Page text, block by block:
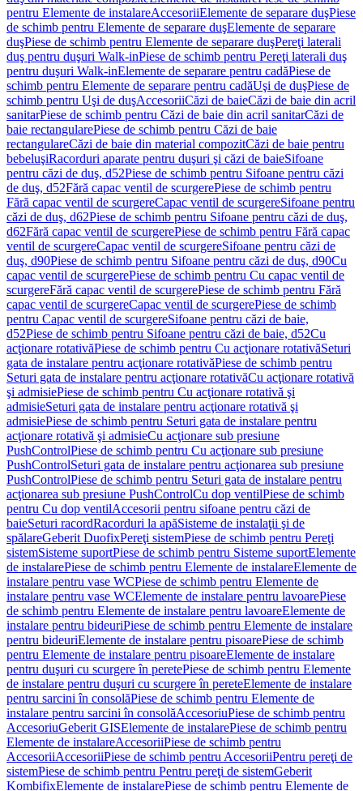
pentru Elemente de instalareAccesoriiElemente de separare duşPiese
de schimb pentru Elemente de separare duşElemente de separare
duşPiese de schimb pentru Elemente de separare duşPereţi laterali
duş pentru duşuri Walk-inPiese de schimb pentru Pereţi laterali duş
pentru duşuri Walk-inElemente de separare pentru cadăPiese de
schimb pentru Elemente de separare pentru cadăUşi de duşPiese de
schimb pentru Uşi de duşAccesoriiCăzi de baieCăzi de baie din acril
sanitarPiese de schimb pentru Căzi de baie din acril sanitarCăzi de
baie rectangularePiese de schimb pentru Căzi de baie
rectangulareCăzi de baie din material compozitCăzi de baie pentru
bebeluşiRacorduri aparate pentru duşuri şi căzi de baieSifoane
pentru căzi de duş, d52Piese de schimb pentru Sifoane pentru căzi
de duş, d52Fără capac ventil de scurgerePiese de schimb pentru
Fără capac ventil de scurgereCapac ventil de scurgereSifoane pentru
căzi de duş, d62Piese de schimb pentru Sifoane pentru căzi de duş,
d62Fără capac ventil de scurgerePiese de schimb pentru Fără capac
ventil de scurgereCapac ventil de scurgereSifoane pentru căzi de
duş, d90Piese de schimb pentru Sifoane pentru căzi de duş, d90Cu
capac ventil de scurgerePiese de schimb pentru Cu capac ventil de
scurgereFără capac ventil de scurgerePiese de schimb pentru Fără
capac ventil de scurgereCapac ventil de scurgerePiese de schimb
pentru Capac ventil de scurgereSifoane pentru căzi de baie,
d52Piese de schimb pentru Sifoane pentru căzi de baie, d52Cu
acţionare rotativăPiese de schimb pentru Cu acţionare rotativăSeturi
gata de instalare pentru acţionare rotativăPiese de schimb pentru
Seturi gata de instalare pentru acţionare rotativăCu acţionare rotativă
şi admisiePiese de schimb pentru Cu acţionare rotativă şi
admisieSeturi gata de instalare pentru acţionare rotativă şi
admisiePiese de schimb pentru Seturi gata de instalare pentru
acţionare rotativă şi admisieCu acţionare sub presiune
PushControlPiese de schimb pentru Cu acţionare sub presiune
PushControlSeturi gata de instalare pentru acţionarea sub presiune
PushControlPiese de schimb pentru Seturi gata de instalare pentru
acţionarea sub presiune PushControlCu dop ventilPiese de schimb
pentru Cu dop ventilAccesorii pentru sifoane pentru căzi de
baieSeturi racordRacorduri la apăSisteme de instalaţii şi de
spălareGeberit DuofixPereţi sistemPiese de schimb pentru Pereţi
sistemSisteme suportPiese de schimb pentru Sisteme suportElemente
de instalarePiese de schimb pentru Elemente de instalareElemente de
instalare pentru vase WCPiese de schimb pentru Elemente de
instalare pentru vase WCElemente de instalare pentru lavoarePiese
de schimb pentru Elemente de instalare pentru lavoareElemente de
instalare pentru bideuriPiese de schimb pentru Elemente de instalare
pentru bideuriElemente de instalare pentru pisoarePiese de schimb
pentru Elemente de instalare pentru pisoareElemente de instalare
pentru duşuri cu scurgere în peretePiese de schimb pentru Elemente
de instalare pentru duşuri cu scurgere în pereteElemente de instalare
pentru sarcini în consolăPiese de schimb pentru Elemente de
instalare pentru sarcini în consolăAccesoriuPiese de schimb pentru
AccesoriuGeberit GISElemente de instalarePiese de schimb pentru
Elemente de instalareAccesoriiPiese de schimb pentru
AccesoriiAccesoriiPiese de schimb pentru AccesoriiPentru pereţi de
sistemPiese de schimb pentru Pentru pereţi de sistemGeberit
KombifixElemente de instalarePiese de schimb pentru Elemente de